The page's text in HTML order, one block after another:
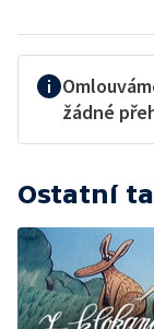
žádné
Ostatní